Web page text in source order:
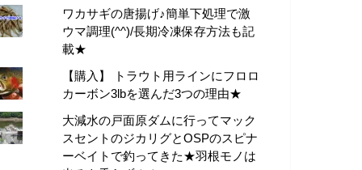
ワカサギの唐揚げ♪簡単下処理で激
ウマ調理(^^)/長期冷凍保存方法も記
載★
【購入】 トラウト用ラインにフロロ
カーボン3lbを選んだ3つの理由★
大減水の戸面原ダムに行ってマック
スセントのジカリグとOSPのスピナ
ーベイトで釣ってきた★羽根モノは